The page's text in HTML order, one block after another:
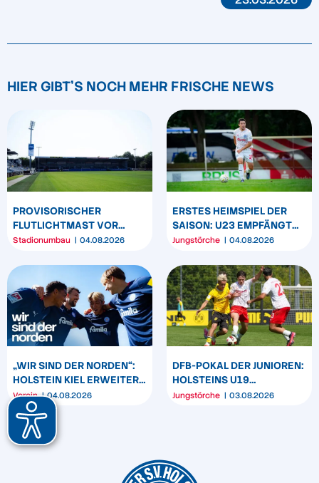
HIER GIBT'S NOCH MEHR FRISCHE NEWS
PROVISORISCHER
FLUTLICHTMAST VOR
WESTTRIBÜNE WIRD
Stadionumbau 04.08.2026
ERSTES HEIMSPIEL DER
SAISON: U23 EMPFÄNGT
HEIDER SV
Jungstörche 04.08.2026
„WIR SIND DER NORDEN“:
HOLSTEIN KIEL ERWEITERT
SEIN MARKENBILD
Verein 04.08.2026
DFB-POKAL DER JUNIOREN:
HOLSTEINS U19
TRIUMPHIERT IN
Jungstörche 03.08.2026